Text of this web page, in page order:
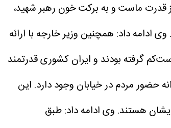
قدرت ماست و به برکت خون رهبر شهید،
وی ادامه داد: همچنین وزیر خارجه با ارائه
گرفته بودند و ایران کشوری قدرتمند
حضور مردم در خیابان وجود دارد. این
هستند. وی ادامه داد: طبق